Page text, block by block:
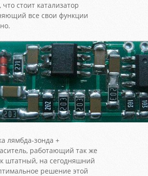
что стоит катализатор
все свои функции
лямбда-зонда +
работающий так же
штатный, на сегодняшний
решение этой